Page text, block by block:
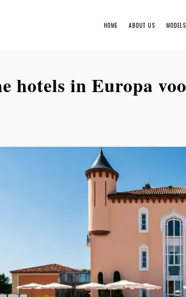
HOME ABOUT US MODELS
hotels in Europa